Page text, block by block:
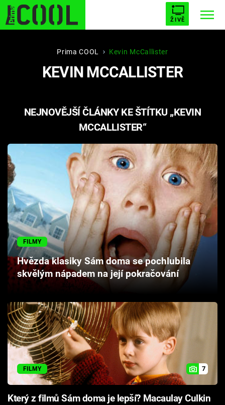
ŽIVĚ
STARHOUSE BUFFY, PŘEMOŽITELKA UPÍRŮ
PLNEJ KOTEL AVENGERS 5
Seriály
Hry
Cool Esport
Pořady
TV Program
Sledujte prima+
Přihlášení
Sledujte nás
Prima COOL Kevin McCallister
KEVIN MCCALLISTER
NEJNOVĚJŠÍ ČLÁNKY KE ŠTÍTKU „KEVIN
MCCALLISTER“
FILMY
Hvězda klasiky Sám doma se pochlubila
skvělým nápadem na její pokračování
FILMY 7
Který z filmů Sám doma je lepší? Macaulay Culkin